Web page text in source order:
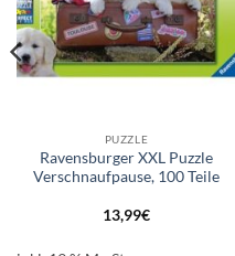
PUZZLE
Ravensburger XXL Puzzle
Verschnaufpause, 100 Teile
13,99€